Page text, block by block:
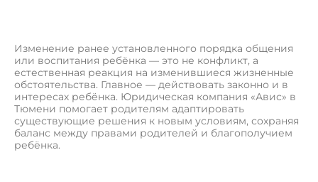
Изменение ранее установленного порядка общения
или воспитания ребёнка — это не конфликт, а
естественная реакция на изменившиеся жизненные
обстоятельства. Главное — действовать законно и в
интересах ребёнка. Юридическая компания «Авис» в
Тюмени помогает родителям адаптировать
существующие решения к новым условиям, сохраняя
баланс между правами родителей и благополучием
ребёнка.